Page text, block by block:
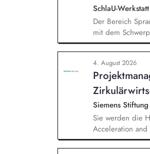
SchlaU-
Der Bereich
mit dem
weitere auf
Berufliche
Fachkräfte mit
4. August 2026
Siemens Stiftung
Sie werden die
Acceleration and